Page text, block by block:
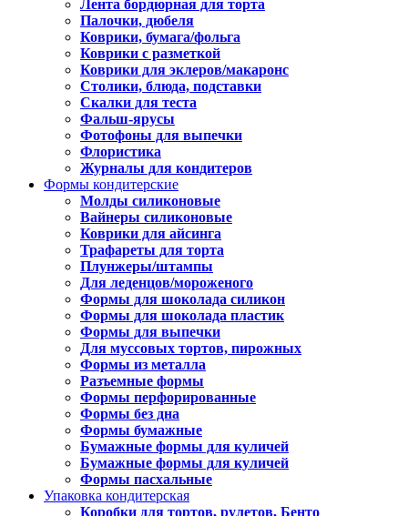
Лента бордюрная для торта
Палочки, дюбеля
Коврики, бумага/фольга
Коврики с разметкой
Коврики для эклеров/макаронс
Столики, блюда, подставки
Скалки для теста
Фальш-ярусы
Фотофоны для выпечки
Флористика
Журналы для кондитеров
Формы кондитерские
Молды силиконовые
Вайнеры силиконовые
Коврики для айсинга
Трафареты для торта
Плунжеры/штампы
Для леденцов/мороженого
Формы для шоколада силикон
Формы для шоколада пластик
Формы для выпечки
Для муссовых тортов, пирожных
Формы из металла
Разъемные формы
Формы перфорированные
Формы без дна
Формы бумажные
Бумажные формы для куличей
Бумажные формы для куличей
Формы пасхальные
Упаковка кондитерская
Коробки для тортов, рулетов, Бенто